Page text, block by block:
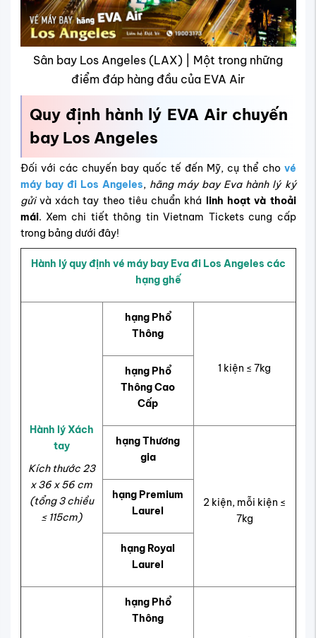
Sân bay Los Angeles (LAX) | Một trong những
điểm đáp hàng đầu của EVA Air
Quy định hành lý EVA Air chuyến
bay Los Angeles
Đối với các chuyến bay quốc tế đến Mỹ, cụ thể cho vé
máy bay đi Los Angeles, hãng máy bay Eva hành lý ký
gửi và xách tay theo tiêu chuẩn khá linh hoạt và thoải
mái. Xem chi tiết thông tin Vietnam Tickets cung cấp
trong bảng dưới đây!
Hành lý quy định vé máy bay Eva đi Los Angeles các
hạng ghế
Hành lý Xách
tay
Kích thước 23
x 36 x 56 cm
(tổng 3 chiều
≤ 115cm)
hạng Phổ
Thông
1 kiện ≤ 7kg
hạng Phổ
Thông Cao
Cấp
hạng Thương
gia
2 kiện, mỗi kiện ≤
7kg
hạng Premium
Laurel
hạng Royal
Laurel
hạng Phổ
Thông